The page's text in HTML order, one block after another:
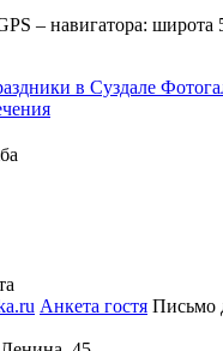
– навигатора: широта
в Суздале
Анкета гостя Письмо